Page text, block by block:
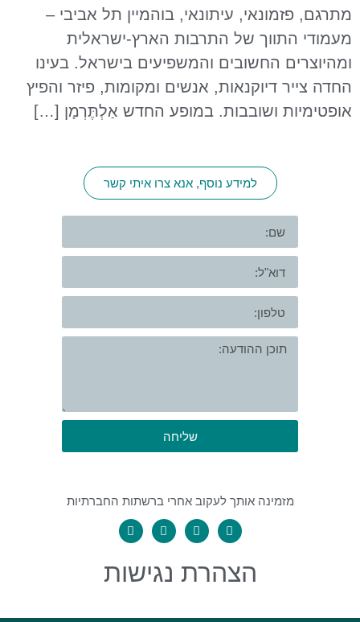
מתרגם, פזמונאי, עיתונאי, בוהמיין תל אביבי –
מעמודי התווך של התרבות הארץ-ישראלית
ומהיוצרים החשובים והמשפיעים בישראל. בעינו
החדה צייר דיוקנאות, אנשים ומקומות, פיזר והפיץ
אופטימיות ושובבות. במופע החדש אַלְתֶּרְמָן […]
למידע נוסף, אנא צרו איתי קשר
שליחה
מזמינה אותך לעקוב אחרי ברשתות החברתיות
הצהרת נגישות